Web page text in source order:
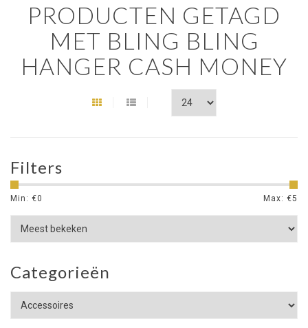
PRODUCTEN GETAGD
MET BLING BLING
HANGER CASH MONEY
Filters
Min: €0 Max: €5
Categorieën